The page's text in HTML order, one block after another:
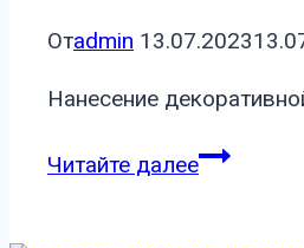
Отadmin 13.07.2023
Нанесение
Читайте далееМарокко